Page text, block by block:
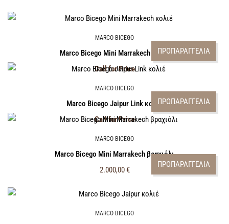
ΠΡΟΠΑΡΑΓΓΕΛΙΑ
MARCO BICEGO
Marco Bicego Mini Marrakech κολιέ
Call for Price
ΠΡΟΠΑΡΑΓΓΕΛΙΑ
MARCO BICEGO
Marco Bicego Jaipur Link κολιέ
Call for Price
ΠΡΟΠΑΡΑΓΓΕΛΙΑ
MARCO BICEGO
Marco Bicego Mini Marrakech βραχιόλι
2.000,00€
MARCO BICEGO